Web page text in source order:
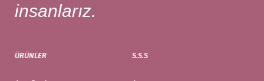
insanlarız.
ÜRÜNLER S.S.S